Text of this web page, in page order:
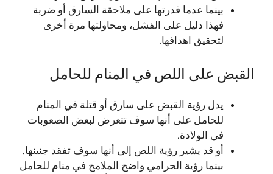
بينما عدما قدرتها على ملاحقة السارق أو ضربة
فهذا دليل على الفشل، ومحاولتها مرة أخرى
لتحقيق اهدافها.
القبض على اللص في المنام للحامل
يدل رؤية القبض على سارق أو قتلة في المنام
للحامل على أنها سوف تتعرض لبعض الصعوبات
في الولادة.
أو قد يشير رؤية اللص إلى أنها سوف تفقد جنينها.
بينما رؤية الحرامي واضح الملامح في منام للحامل